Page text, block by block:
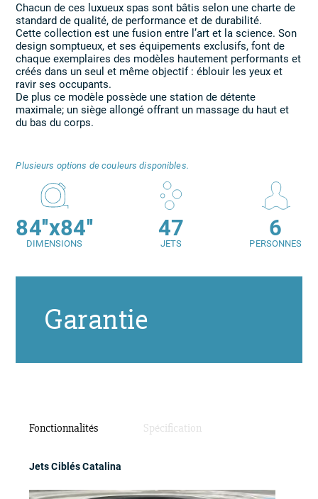
Chacun de ces luxueux spas sont bâtis selon une charte de
standard de qualité, de performance et de durabilité.
Cette collection est une fusion entre l’art et la science. Son
design somptueux, et ses équipements exclusifs, font de
chaque exemplaires des modèles hautement performants et
créés dans un seul et même objectif : éblouir les yeux et
ravir ses occupants.
De plus ce modèle possède une station de détente
maximale; un siège allongé offrant un massage du haut et
du bas du corps.
Plusieurs options de couleurs disponibles.
84''x84''
DIMENSIONS
47
JETS
6
PERSONNES
Garantie
Fonctionnalités
Jets Ciblés Catalina
Spécification